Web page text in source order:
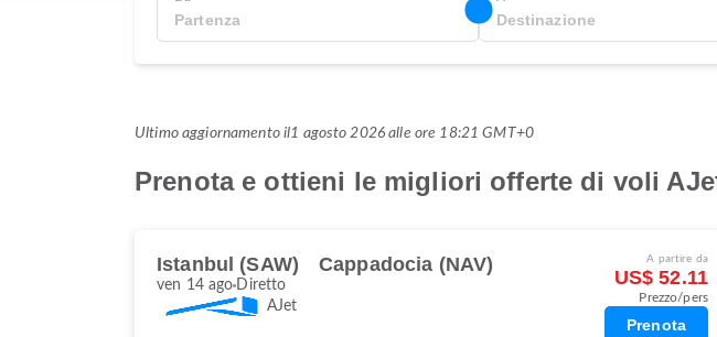
Ultimo aggiornamento il1 agosto 2026 alle ore 18:21 GMT+0
Prenota e ottieni le migliori offerte di voli
Istanbul (SAW) Cappadocia (NAV)
ven 14 ago Diretto
AJet
A partire da
US$ 52.11
Prezzo/pers
Prenota